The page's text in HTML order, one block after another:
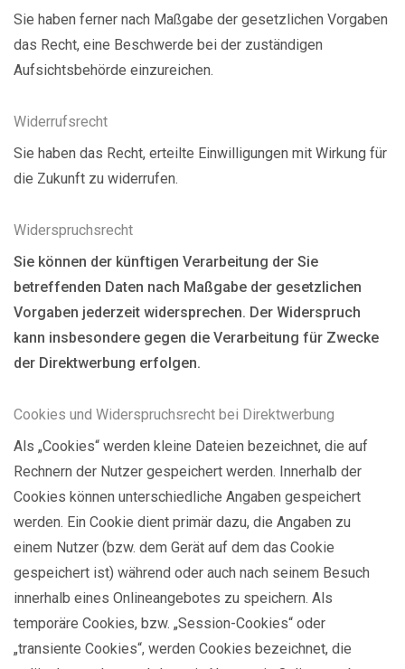
Sie haben ferner nach Maßgabe der gesetzlichen Vorgaben
das Recht, eine Beschwerde bei der zuständigen
Aufsichtsbehörde einzureichen.
Widerrufsrecht
Sie haben das Recht, erteilte Einwilligungen mit Wirkung für
die Zukunft zu widerrufen.
Widerspruchsrecht
Sie können der künftigen Verarbeitung der Sie
betreffenden Daten nach Maßgabe der gesetzlichen
Vorgaben jederzeit widersprechen. Der Widerspruch
kann insbesondere gegen die Verarbeitung für Zwecke
der Direktwerbung erfolgen.
Cookies und Widerspruchsrecht bei Direktwerbung
Als „Cookies“ werden kleine Dateien bezeichnet, die auf
Rechnern der Nutzer gespeichert werden. Innerhalb der
Cookies können unterschiedliche Angaben gespeichert
werden. Ein Cookie dient primär dazu, die Angaben zu
einem Nutzer (bzw. dem Gerät auf dem das Cookie
gespeichert ist) während oder auch nach seinem Besuch
innerhalb eines Onlineangebotes zu speichern. Als
temporäre Cookies, bzw. „Session-Cookies“ oder
„transiente Cookies“, werden Cookies bezeichnet, die